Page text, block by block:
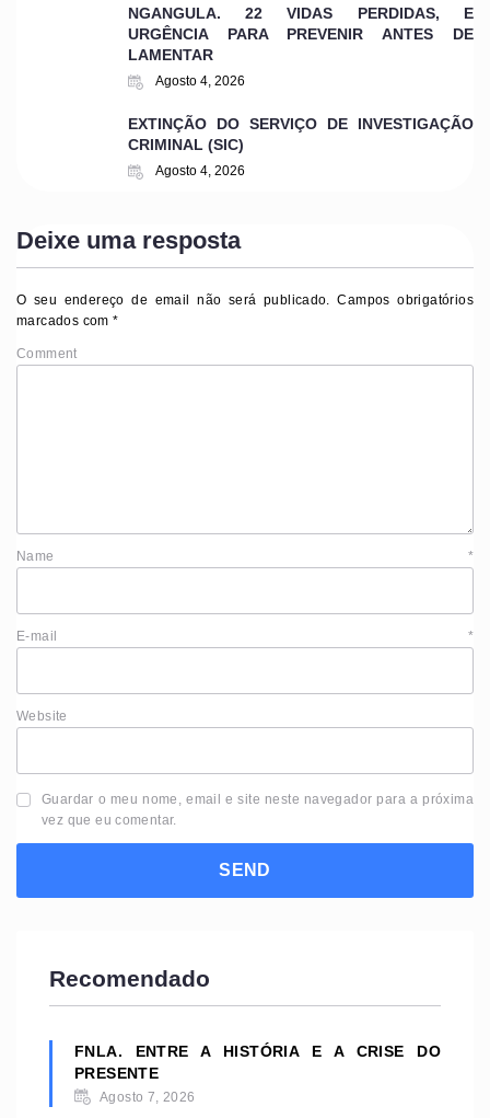
NGANGULA. 22 VIDAS PERDIDAS, E
URGÊNCIA PARA PREVENIR ANTES DE
LAMENTAR
Agosto 4, 2026
EXTINÇÃO DO SERVIÇO DE INVESTIGAÇÃO
CRIMINAL (SIC)
Agosto 4, 2026
Deixe uma resposta
O seu endereço de email não será publicado.
Campos obrigatórios
marcados com*
Comment
Name *
E-mail *
Website
Guardar o meu nome, email e site neste navegador para a próxima
vez que eu comentar.
Recomendado
FNLA. ENTRE A HISTÓRIA E A CRISE DO
PRESENTE
Agosto 7, 2026